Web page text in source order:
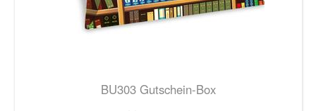
BU303 Gutschein-Box